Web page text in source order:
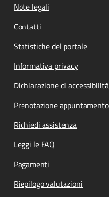
Note legali
Contatti
Statistiche del portale
Informativa privacy
Dichiarazione di accessibilità
Prenotazione appuntamento
Richiedi assistenza
Leggi le FAQ
Pagamenti
Riepilogo valutazioni